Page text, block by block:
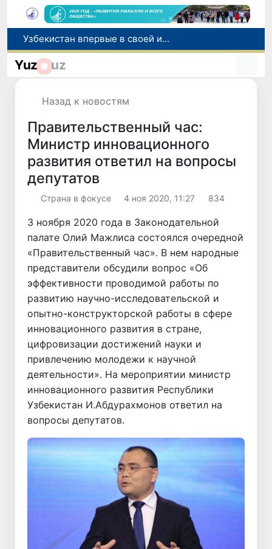
Число пользователей мобильного интернета в Узбекистане за 10 лет выросло в 4,3 раза
При содействии Генконсульства Узбекистана соотечественница, перенесшая инсульт в Алматы, вернулась на родину
Yuz uz
Назад к новостям
Правительственный час:
Министр инновационного
развития ответил на вопросы
депутатов
Страна в фокусе 4 ноя 2020, 11:27 834
3 ноября 2020 года в Законодательной
палате Олий Мажлиса состоялся очередной
«Правительственный час». В нем народные
представители обсудили вопрос «Об
эффективности проводимой работы по
развитию научно-исследовательской и
опытно-конструкторской работы в сфере
инновационного развития в стране,
цифровизации достижений науки и
привлечению молодежи к научной
деятельности». На мероприятии министр
инновационного развития Республики
Узбекистан И.Абдурахмонов ответил на
вопросы депутатов.